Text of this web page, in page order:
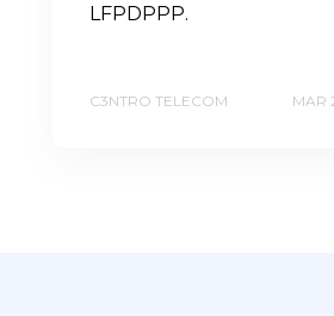
LFPDPPP.
C3NTRO TELECOM MAR